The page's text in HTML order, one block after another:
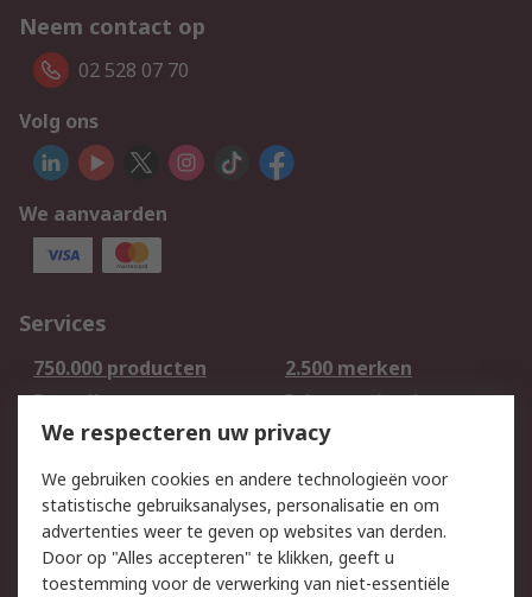
Neem contact op
02 528 07 70
Volg ons
We aanvaarden
Services
750.000 producten
2.500 merken
Bestellen
Inkoopoplossingen
Retouren
Technisch advies
Track & Trace
Wettelijk
Cookiebeleid
Email veiligheid
We respecteren uw privacy
We gebruiken cookies en andere technologieën voor
statistische gebruiksanalyses, personalisatie en om
advertenties weer te geven op websites van derden.
Door op "Alles accepteren" te klikken, geeft u
toestemming voor de verwerking van niet-essentiële